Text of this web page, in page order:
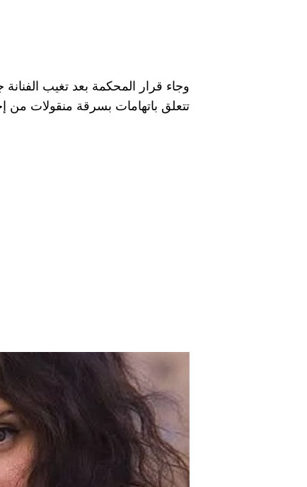
وجاء قرار المحكمة بعد تغيب
تتعلق باتهامات بسرقة منقولات